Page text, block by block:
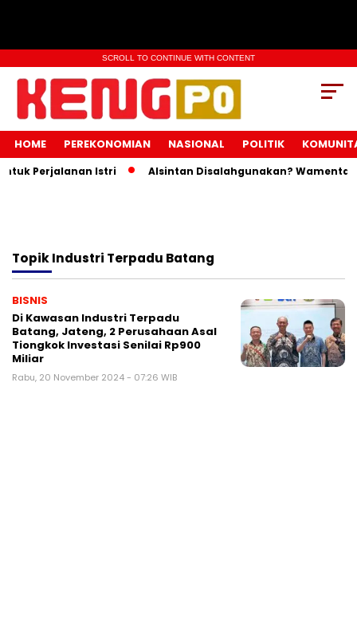
SCROLL TO CONTINUE WITH CONTENT
HOME PEREKONOMIAN NASIONAL POLITIK
Perjalanan Istri Alsintan Disalahgunakan? Wamentan
TopikIndustri Terpadu Batang
BISNIS
Di Kawasan Industri Terpadu
Batang, Jateng, 2 Perusahaan Asal
Tiongkok Investasi Senilai Rp900
Miliar
Rabu, 20 November 2024 - 07:26 WIB